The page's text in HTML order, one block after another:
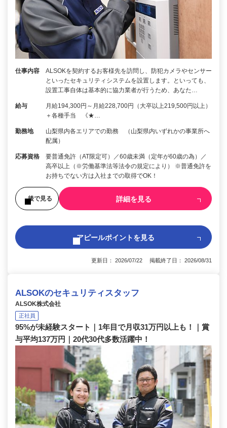
仕事内容
ALSOKを契約するお客様先を訪問し、防犯カメラやセンサー
といったセキュリティシステムを設置します。といっても、
設置工事自体は基本的に協力業者が行うため、あなた…
給与
月給194,300円～月給228,700円（大卒以上219,500円以上）
＋各種手当 《★…
勤務地
山梨県内各エリアでの勤務 （山梨県内いずれかの事業所へ
配属）
応募資格
要普通免許（AT限定可）／60歳未満（定年が60歳の為）／
高卒以上（※労働基準法等法令の規定により） ※普通免許を
お持ちでない方は入社までの取得でOK！
後で見る 詳細を見る
アピールポイントを見る
更新日： 2026/07/22 掲載終了日： 2026/08/31
ALSOKのセキュリティスタッフ
ALSOK株式会社
正社員
95%が未経験スタート｜1年目で月収31万円以上も！｜賞
与平均137万円｜20代30代多数活躍中！